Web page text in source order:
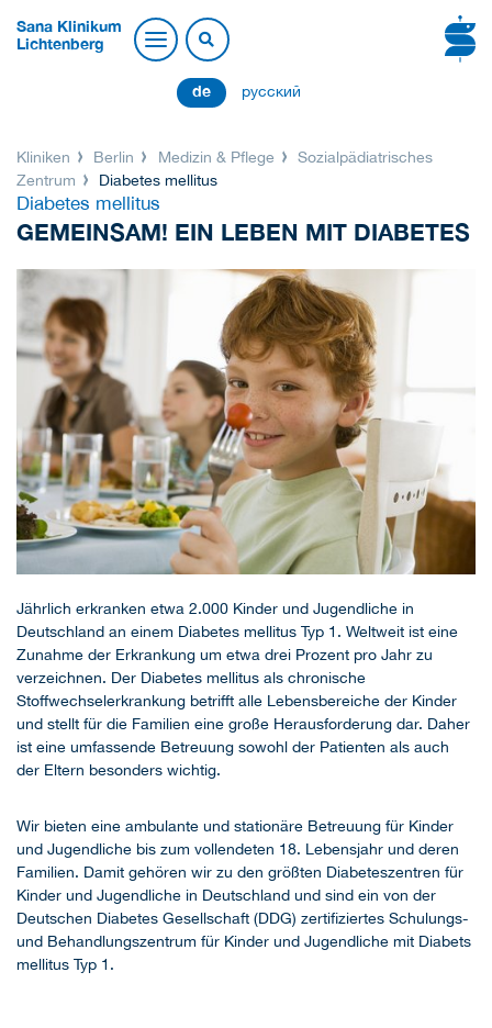
Sana Klinikum
Lichtenberg
de русский
Kliniken Berlin Medizin & Pflege
Sozialpädiatrisches
Zentrum
Diabetes mellitus
Diabetes mellitus
GEMEINSAM! EIN LEBEN MIT DIABETES
Jährlich erkranken etwa 2.000 Kinder und Jugendliche in
Deutschland an einem Diabetes mellitus Typ 1. Weltweit ist eine
Zunahme der Erkrankung um etwa drei Prozent pro Jahr zu
verzeichnen. Der Diabetes mellitus als chronische
Stoffwechselerkrankung betrifft alle Lebensbereiche der Kinder
und stellt für die Familien eine große Herausforderung dar. Daher
ist eine umfassende Betreuung sowohl der Patienten als auch
der Eltern besonders wichtig.
Wir bieten eine ambulante und stationäre Betreuung für Kinder
und Jugendliche bis zum vollendeten 18. Lebensjahr und deren
Familien. Damit gehören wir zu den größten Diabeteszentren für
Kinder und Jugendliche in Deutschland und sind ein von der
Deutschen Diabetes Gesellschaft (DDG) zertifiziertes Schulungs-
und Behandlungszentrum für Kinder und Jugendliche mit Diabets
mellitus Typ 1.